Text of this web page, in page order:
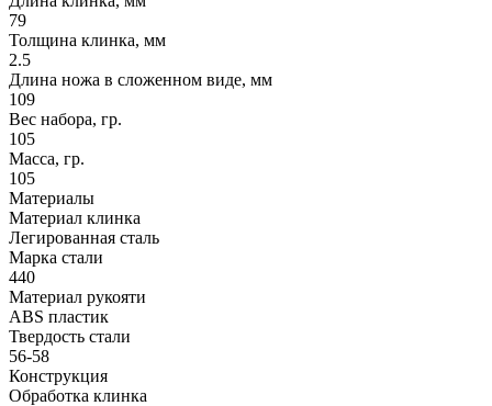
79
Толщина клинка, мм
2.5
Длина ножа в сложенном виде, мм
109
Вес набора, гр.
105
Масса, гр.
105
Материалы
Материал клинка
Легированная сталь
Марка стали
440
Материал рукояти
ABS пластик
Твердость стали
56-58
Конструкция
Обработка клинка